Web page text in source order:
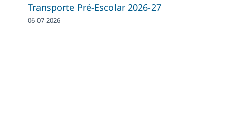
Transporte Pré-Escolar 2026-27
06-07-2026